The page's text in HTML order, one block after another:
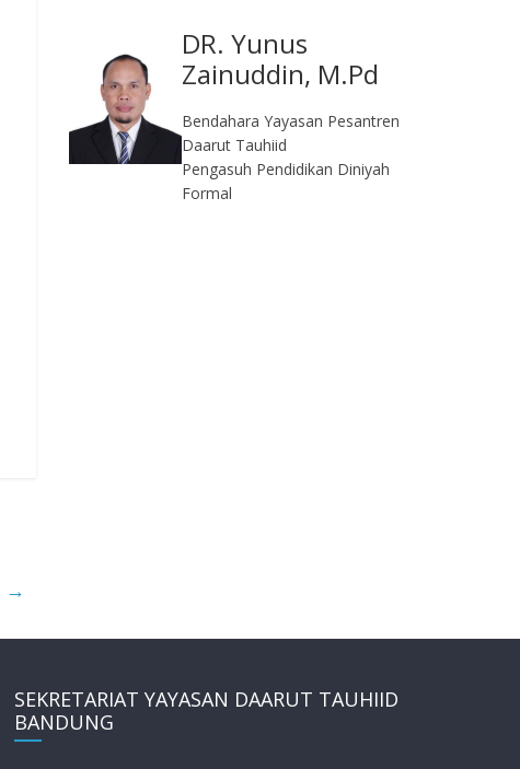
→
DR. Yunus
Zainuddin, M.Pd
Bendahara Yayasan Pesantren
Daarut Tauhiid
Pengasuh Pendidikan Diniyah
Formal
SEKRETARIAT YAYASAN DAARUT TAUHIID
BANDUNG